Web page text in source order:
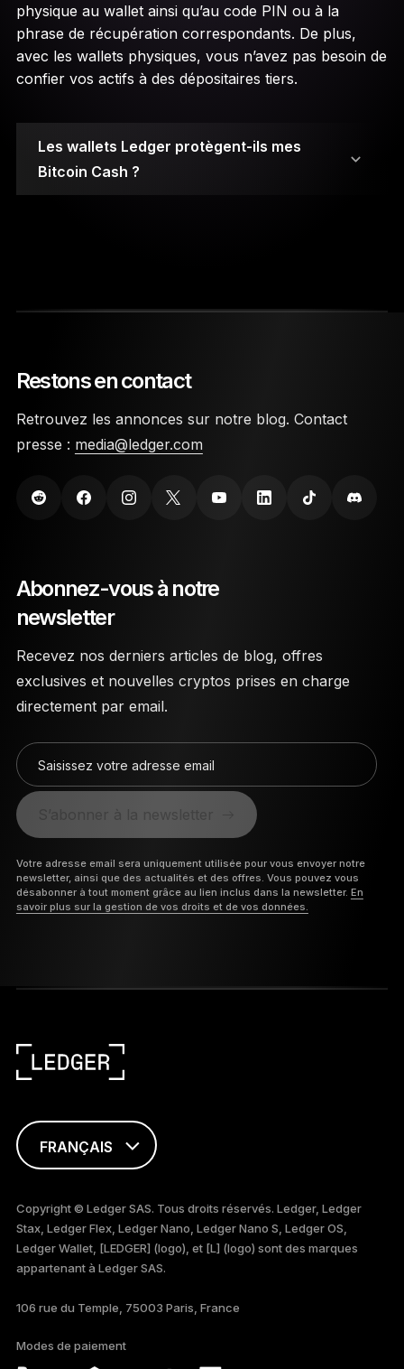
physique au wallet ainsi qu’au code PIN ou à la
phrase de récupération correspondants. De plus,
avec les wallets physiques, vous n’avez pas besoin de
confier vos actifs à des dépositaires tiers.
Les wallets Ledger protègent-ils mes
Bitcoin Cash ?
une phrase de récupération de 24 mots.
fabriqués avec des matériaux très durables
Restons en contact
Retrouvez les annonces sur notre blog. Contact
presse : media@ledger.com
Abonnez-vous à notre
newsletter
Recevez nos derniers articles de blog, offres
exclusives et nouvelles cryptos prises en charge
directement par email.
Saisissez votre adresse email
Votre adresse email sera uniquement utilisée pour vous envoyer notre
newsletter, ainsi que des actualités et des offres. Vous pouvez vous
désabonner à tout moment grâce au lien inclus dans la newsletter. En
savoir plus sur la gestion de vos droits et de vos données.
FRANÇAIS
TÜRKÇE
DEUTSCH
PORTUGUÊS
ภาษาไทย
Copyright © Ledger SAS. Tous droits réservés. Ledger, Ledger
Stax, Ledger Flex, Ledger Nano, Ledger Nano S, Ledger OS,
Ledger Wallet, [LEDGER] (logo), et [L] (logo) sont des marques
appartenant à Ledger SAS.
106 rue du Temple, 75003 Paris, France
Modes de paiement